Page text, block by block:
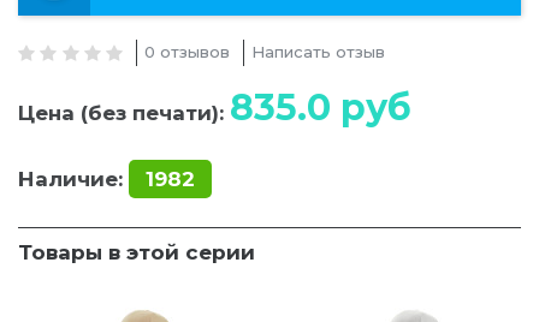
0 отзывов Написать отзыв
Цена (без печати): 835.0 руб
Наличие: 1982
Товары в этой серии